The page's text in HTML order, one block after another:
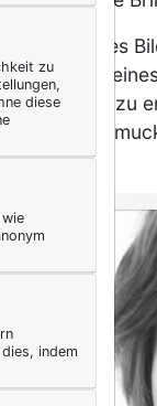
dieses
Ecken
ihn wieder zu
zu
diese
indem